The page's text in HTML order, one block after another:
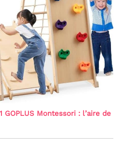
GOPLUS Montessori : l’aire de